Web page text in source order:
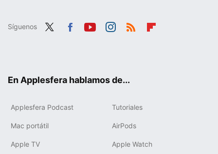
Síguenos
En Applesfera hablamos de...
Applesfera Podcast Tutoriales
Mac portátil AirPods
Apple TV Apple Watch